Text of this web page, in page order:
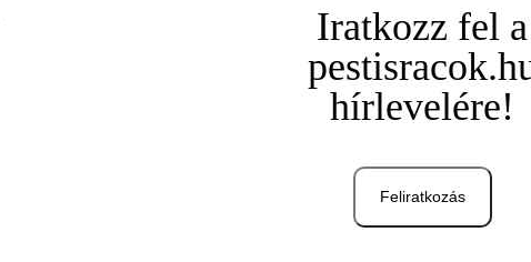
Iratkozz fel a
hírlevelére!
Feliratkozás